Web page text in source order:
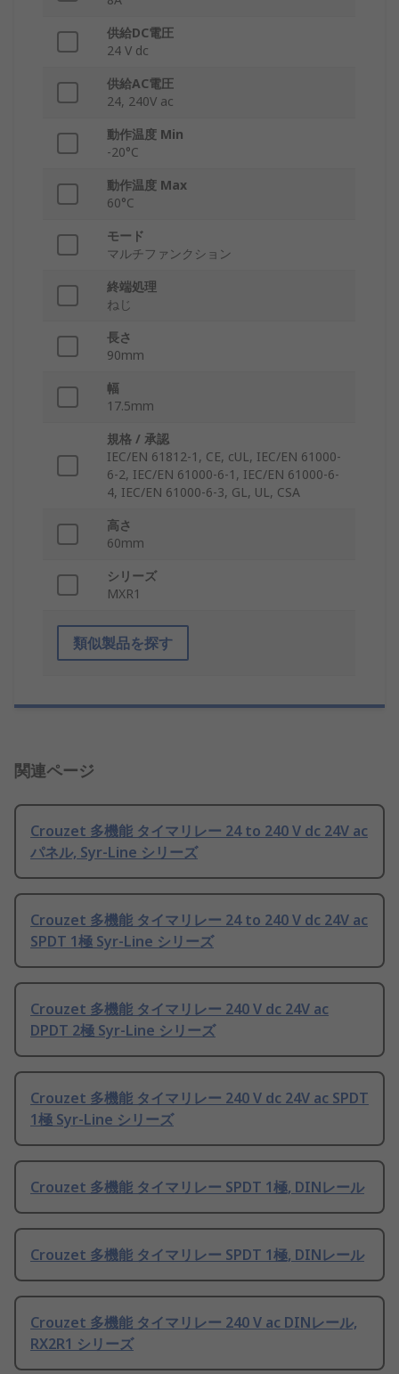
供給DC電圧
24 V dc
供給AC電圧
24, 240V ac
動作温度 Min
-20°C
動作温度 Max
60°C
モード
マルチファンクション
終端処理
ねじ
長さ
90mm
幅
17.5mm
規格 / 承認
IEC/EN 61812-1, CE, cUL, IEC/EN 61000-
6-2, IEC/EN 61000-6-1, IEC/EN 61000-6-
4, IEC/EN 61000-6-3, GL, UL, CSA
高さ
60mm
シリーズ
MXR1
類似製品を探す
関連ページ
Crouzet 多機能 タイマリレー 24 to 240 V dc 24V ac
パネル, Syr-Line シリーズ
Crouzet 多機能 タイマリレー 24 to 240 V dc 24V ac
SPDT 1極 Syr-Line シリーズ
Crouzet 多機能 タイマリレー 240 V dc 24V ac
DPDT 2極 Syr-Line シリーズ
Crouzet 多機能 タイマリレー 240 V dc 24V ac SPDT
1極 Syr-Line シリーズ
Crouzet 多機能 タイマリレー SPDT 1極, DINレール
Crouzet 多機能 タイマリレー SPDT 1極, DINレール
Crouzet 多機能 タイマリレー 240 V ac DINレール,
RX2R1 シリーズ